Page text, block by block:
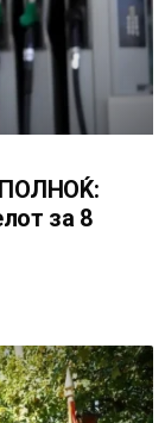
за 8